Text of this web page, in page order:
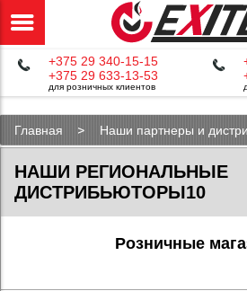
+375 29 340-15-15
+375 29 633-13-53
для розничных клиентов
Главная Наши партнеры и
НАШИ РЕГИОНАЛЬНЫЕ
ДИСТРИБЬЮТОРЫ10
Розничные